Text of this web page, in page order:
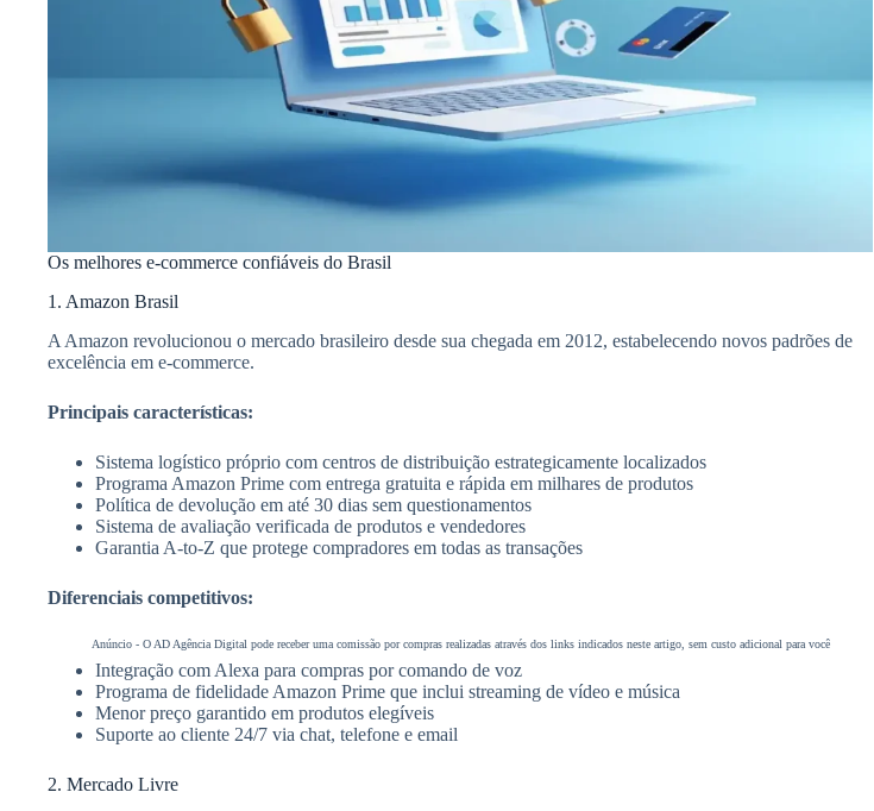
Os melhores e-commerce confiáveis do Brasil
1. Amazon Brasil
A Amazon revolucionou o mercado brasileiro desde sua chegada em 2012, estabelecendo novos padrões de
excelência em e-commerce.
Principais características:
Sistema logístico próprio com centros de distribuição estrategicamente localizados
Programa Amazon Prime com entrega gratuita e rápida em milhares de produtos
Política de devolução em até 30 dias sem questionamentos
Sistema de avaliação verificada de produtos e vendedores
Garantia A-to-Z que protege compradores em todas as transações
Diferenciais competitivos:
Anúncio - O AD Agência Digital pode receber uma comissão por compras realizadas através dos links indicados neste artigo, sem custo adicional para você
Integração com Alexa para compras por comando de voz
Programa de fidelidade Amazon Prime que inclui streaming de vídeo e música
Menor preço garantido em produtos elegíveis
Suporte ao cliente 24/7 via chat, telefone e email
2. Mercado Livre